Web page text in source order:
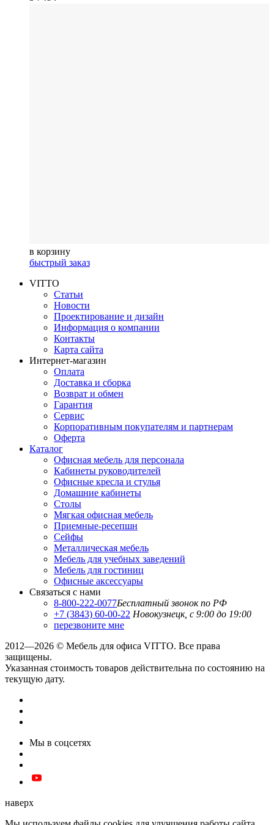
в корзину
быстрый заказ
VITTO
Статьи
Новости
Проектирование и дизайн
Информация о компании
Контакты
Карта сайта
Интернет-магазин
Оплата
Доставка и сборка
Возврат и обмен
Гарантия
Сервис
Корпоративным покупателям и партнерам
Оферта
Каталог
Офисная мебель для персонала
Кабинеты руководителей
Офисные кресла и стулья
Домашние кабинеты
Столы
Мягкая офисная мебель
Приемные-ресепшн
Сейфы
Металлическая мебель
Мебель для учебных заведений
Мебель для гостиниц
Офисные аксессуары
Связаться с нами
8-800-222-0077Бесплатный звонок по РФ
+7 (3843) 60-00-22 Новокузнецк, с 9:00 до 19:00
перезвоните мне
2012—2026 © Мебель для офиса VITTO. Все права
защищены.
Указанная стоимость товаров действительна по состоянию на
текущую дату.
Мы в соцсетях
наверх